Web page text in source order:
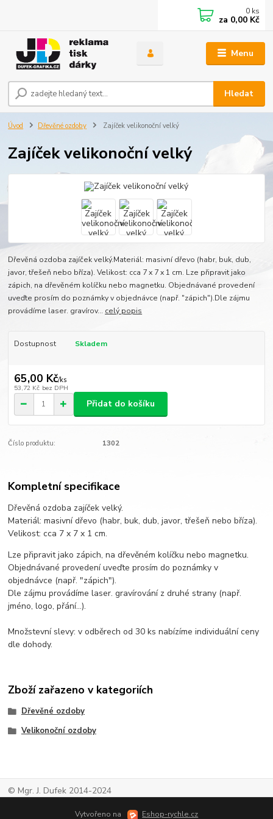
Menu
Hledat
0 ks
za 0,00 Kč
Úvod Dřevěné ozdoby Zajíček velikonoční velký
Zajíček velikonoční velký
Dřevěná ozdoba zajíček velký.Materiál: masivní dřevo (habr, buk, dub,
javor, třešeň nebo bříza). Velikost: cca 7 x 7 x 1 cm. Lze připravit jako
zápich, na dřevěném kolíčku nebo magnetku. Objednávané provedení
uveďte prosím do poznámky v objednávce (např. "zápich").Dle zájmu
provádíme laser. gravírov... celý popis
Dostupnost Skladem
65,00 Kč/ks
53,72 Kč bez DPH
Přidat do košíku
Číslo produktu: 1302
Kompletní specifikace
Dřevěná ozdoba zajíček velký.
Materiál: masivní dřevo (habr, buk, dub, javor, třešeň nebo bříza).
Velikost: cca 7 x 7 x 1 cm.
Lze připravit jako zápich, na dřevěném kolíčku nebo magnetku.
Objednávané provedení uveďte prosím do poznámky v
objednávce (např. "zápich").
Dle zájmu provádíme laser. gravírování z druhé strany (např.
jméno, logo, přání...).
Množstevní slevy: v odběrech od 30 ks nabízíme individuální ceny
dle dohody.
Zboží zařazeno v kategoriích
Dřevěné ozdoby
Velikonoční ozdoby
© Mgr. J. Dufek 2014-2024
Vytvořeno na Eshop-rychle.cz